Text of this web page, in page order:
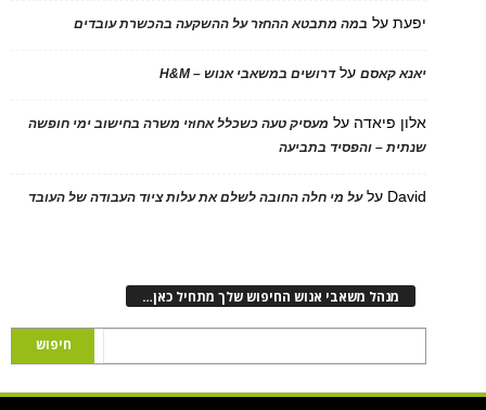
יפעתעל במה מתבטא ההחזר על ההשקעה בהכשרת עובדים
יאנא קאסםעלדרושים במשאבי אנוש – H&M
אלון פיאדה על מעסיק טעה כשכלל אחוזי משרה בחישוב ימי חופשה
שנתית – והפסיד בתביעה
David עלעל מי חלה החובה לשלם את עלות ציוד העבודה של העובד
מנהל משאבי אנוש החיפוש שלך מתחיל כאן…